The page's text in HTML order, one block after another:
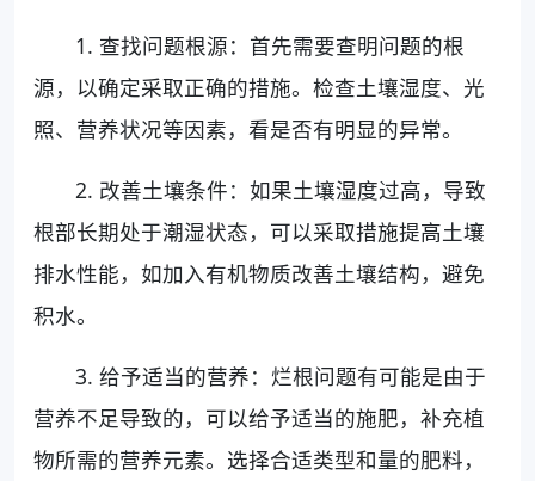
1. 查找问题根源：首先需要查明问题的根
源，以确定采取正确的措施。检查土壤湿度、光
照、营养状况等因素，看是否有明显的异常。
2. 改善土壤条件：如果土壤湿度过高，导致
根部长期处于潮湿状态，可以采取措施提高土壤
排水性能，如加入有机物质改善土壤结构，避免
积水。
3. 给予适当的营养：烂根问题有可能是由于
营养不足导致的，可以给予适当的施肥，补充植
物所需的营养元素。选择合适类型和量的肥料，